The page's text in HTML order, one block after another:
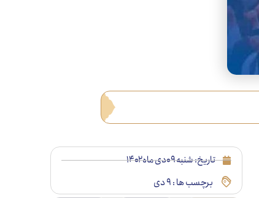
تاریخ:شنبه ۰۹دی ماه ۱۴۰۲
برچسب ها :۹ دی